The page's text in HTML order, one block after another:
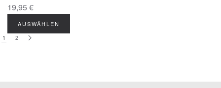
19,95 €
AUSWÄHLEN
1
2